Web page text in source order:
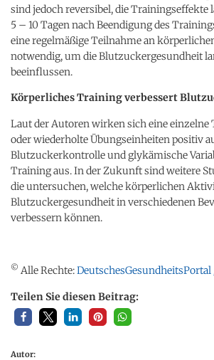
sind jedoch reversibel, die Trainingseffekte
5 – 10 Tagen nach Beendigung des
eine regelmäßige Teilnahme an
notwendig, um die Blutzuckergesundheit
beeinflussen.
Körperliches Training verbessert
Laut der Autoren wirken sich eine
oder wiederholte Übungseinheiten positiv
Blutzuckerkontrolle und glykämische
Training aus. In der Zukunft sind weitere
die untersuchen, welche körperlichen
Blutzuckergesundheit in verschiedenen
verbessern können.
© Alle Rechte:
Teilen Sie diesen Beitrag:
Autor: